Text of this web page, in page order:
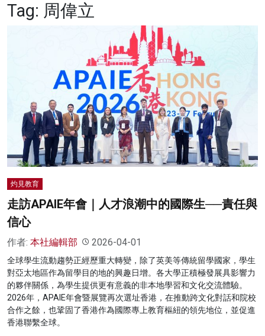
影片
名家榜
灼見活動
Tag: 周偉立
灼見教育
走訪APAIE年會｜人才浪潮中的國際生──責任與
信心
作者: 本社編輯部 2026-04-01
全球學生流動趨勢正經歷重大轉變，除了英美等傳統留學國家，學生
對亞太地區作為留學目的地的興趣日增。各大學正積極發展具影響力
的夥伴關係，為學生提供更有意義的非本地學習和文化交流體驗。
2026年，APAIE年會暨展覽再次選址香港，在推動跨文化對話和院校
合作之餘，也鞏固了香港作為國際專上教育樞紐的領先地位，並促進
香港聯繫全球。